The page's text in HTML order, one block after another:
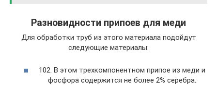
Разновидности припоев для меди
Для обработки труб из этого материала подойдут
следующие материалы:
102. В этом трехкомпонентном припое из меди и
фосфора содержится не более 2% серебра.